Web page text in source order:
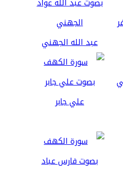
عبد الله الجهني
علي جابر